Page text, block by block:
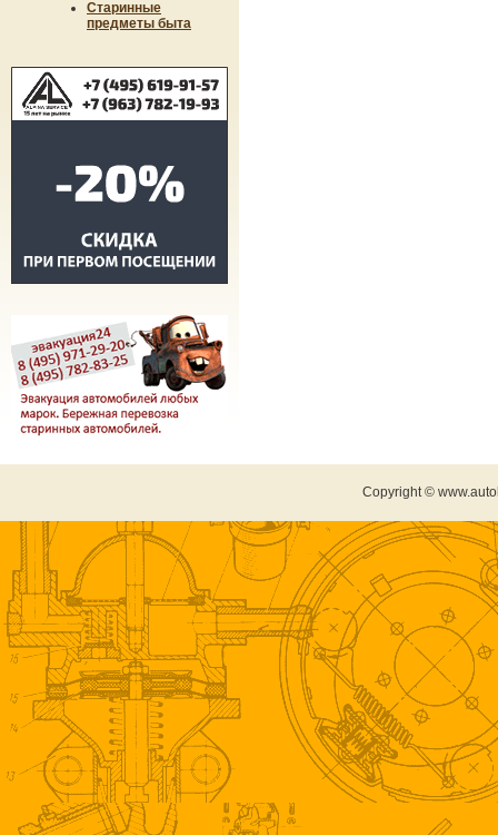
Старинные
предметы быта
Copyright ©